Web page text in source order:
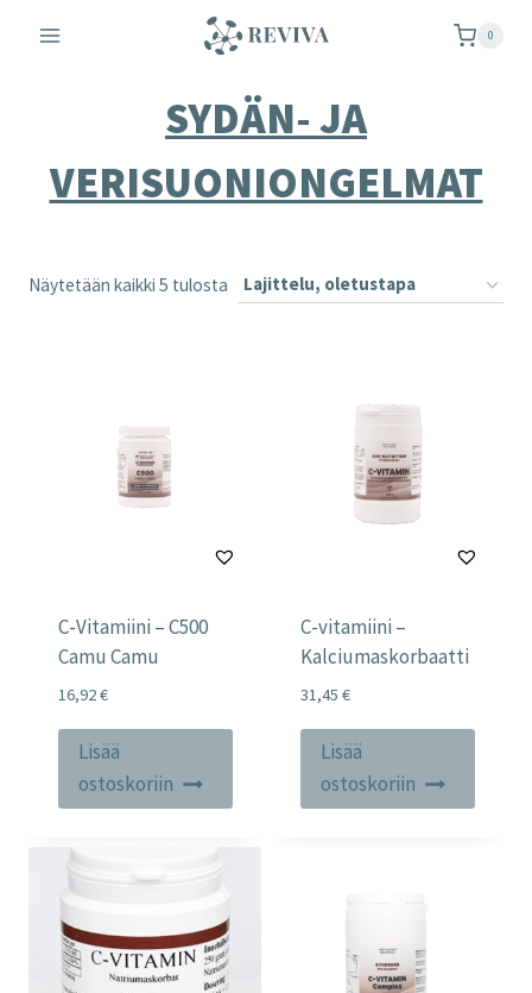
sisältöön
0
SYDÄN- JA
VERISUONIONGELMAT
Näytetään kaikki 5 tulosta
C-Vitamiini – C500
Camu Camu
16,92€
Lisää
ostoskoriin
C-vitamiini –
Kalciumaskorbaatti
31,45 €
Lisää
ostoskoriin